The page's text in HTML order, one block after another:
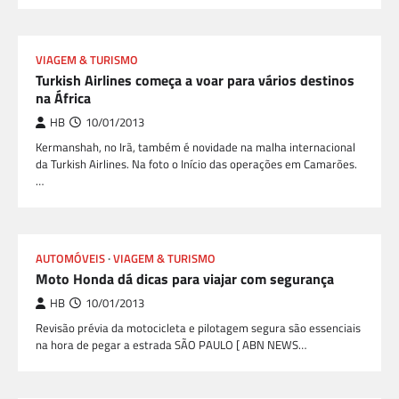
VIAGEM & TURISMO
Turkish Airlines começa a voar para vários destinos
na África
HB 10/01/2013
Kermanshah, no Irã, também é novidade na malha internacional
da Turkish Airlines. Na foto o Início das operações em Camarões.
…
AUTOMÓVEIS VIAGEM & TURISMO
Moto Honda dá dicas para viajar com segurança
HB 10/01/2013
Revisão prévia da motocicleta e pilotagem segura são essenciais
na hora de pegar a estrada SÃO PAULO [ ABN NEWS…